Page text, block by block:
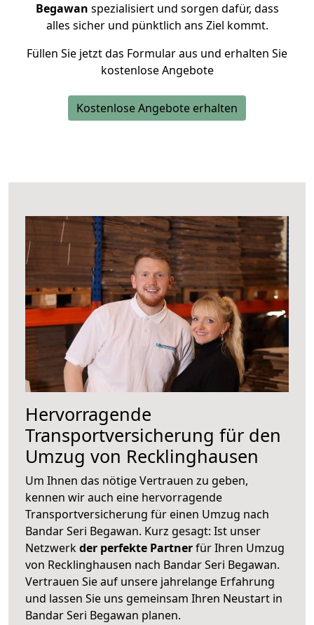
Begawan spezialisiert und sorgen dafür, dass
alles sicher und pünktlich ans Ziel kommt.
Füllen Sie jetzt das Formular aus und erhalten Sie
kostenlose Angebote
Kostenlose Angebote erhalten
Hervorragende
Transportversicherung für den
Umzug von Recklinghausen
Um Ihnen das nötige Vertrauen zu geben,
kennen wir auch eine hervorragende
Transportversicherung für einen Umzug nach
Bandar Seri Begawan. Kurz gesagt: Ist unser
Netzwerkder perfekte Partnerfür Ihren Umzug
von Recklinghausen nach Bandar Seri Begawan.
Vertrauen Sie auf unsere jahrelange Erfahrung
und lassen Sie uns gemeinsam Ihren Neustart in
Bandar Seri Begawan planen.